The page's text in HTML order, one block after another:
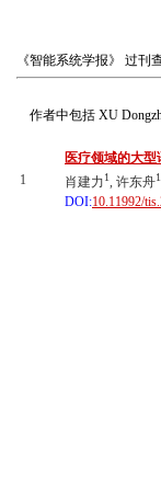
《智能系统学报》 过刊
作者中包括 XU
1
医疗领域的大
肖建力1, 许东舟1
DOI:10.11992/